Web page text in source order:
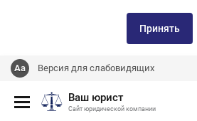
Принять
Версия для слабовидящих
Ваш юрист
Сайт юридической компании